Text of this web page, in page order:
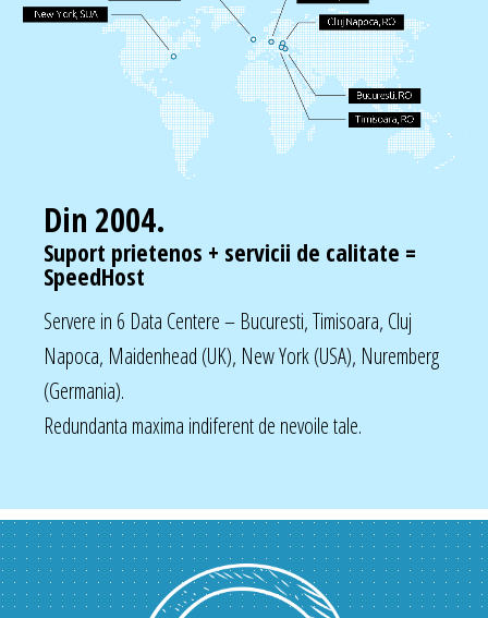
Din 2004.
Suport prietenos + servicii de calitate =
SpeedHost
Servere in 6 Data Centere – Bucuresti, Timisoara, Cluj
Napoca, Maidenhead (UK), New York (USA), Nuremberg
(Germania).
Redundanta maxima indiferent de nevoile tale.